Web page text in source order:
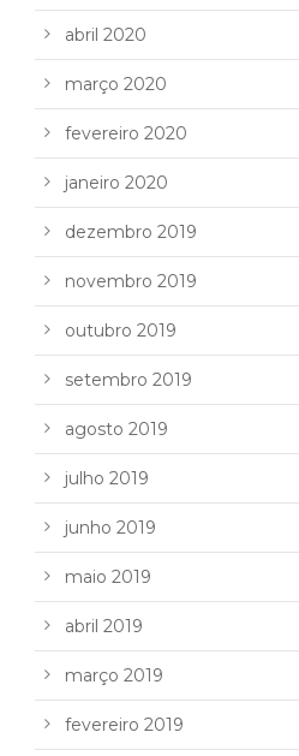
abril 2020
março 2020
fevereiro 2020
janeiro 2020
dezembro 2019
novembro 2019
outubro 2019
setembro 2019
agosto 2019
julho 2019
junho 2019
maio 2019
abril 2019
março 2019
fevereiro 2019